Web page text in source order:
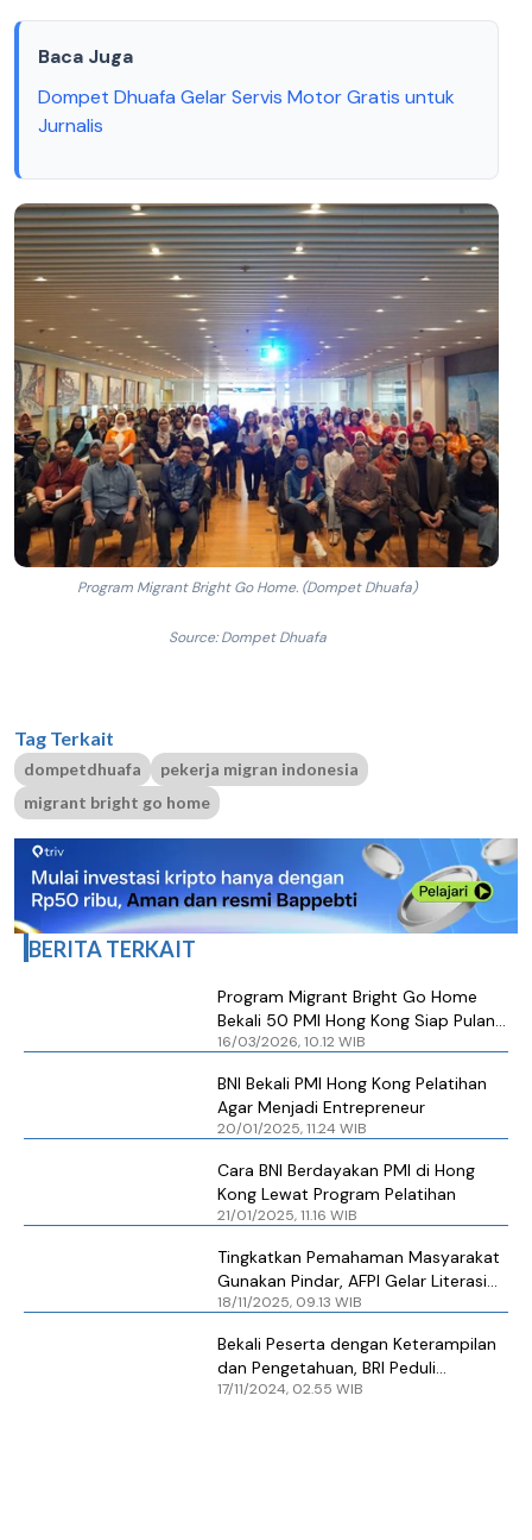
Baca Juga
Dompet Dhuafa Gelar Servis Motor Gratis untuk
Jurnalis
Program Migrant Bright Go Home. (Dompet Dhuafa)
Source: Dompet Dhuafa
Tag Terkait
dompetdhuafa
pekerja migran indonesia
migrant bright go home
BERITA TERKAIT
Program Migrant Bright Go Home
Bekali 50 PMI Hong Kong Siap Pulang
dan Berwirausaha
16/03/2026, 10.12 WIB
BNI Bekali PMI Hong Kong Pelatihan
Agar Menjadi Entrepreneur
20/01/2025, 11.24 WIB
Cara BNI Berdayakan PMI di Hong
21/01/2025, 11.16 WIB
​Tingkatkan Pemahaman Masyarakat
Gunakan Pindar, AFPI Gelar Literasi
Keuangan untuk PMI di KJRI Hong
18/11/2025, 09.13 WIB
Bekali Peserta dengan Keterampilan
dan Pengetahuan, BRI Peduli
Berdayakan Eks Pekerja Migran
17/11/2024, 02.55 WIB